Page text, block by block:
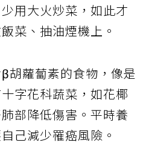
用大火炒菜，如此才
菜、抽油煙機上。
胡蘿蔔素的食物，像是
字花科蔬菜，如花椰
部降低傷害。平時養
己減少罹癌風險。